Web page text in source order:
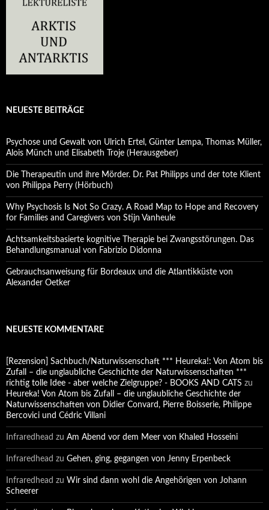
NEUESTE BEITRÄGE
Psychose und Gewalt von Ulrich Ertel, Günter Lempa, Thomas Müller,
Alois Münch und Elisabeth Troje (Herausgeber)
Die Therapeutin und ihre Mörder. Dr. Pat Philipps und der tote Klient
von Philippa Perry (Hörbuch)
Why Psychosis Is Not So Crazy. A Road Map to Hope and Recovery
for Families and Caregivers von Stijn Vanheule
Achtsamkeitsbasierte kognitive Therapie bei Zwangsstörungen. Das
Behandlungsmanual von Fabrizio Didonna
Gebrauchsanweisung für Bordeaux und die Atlantikküste von
Alexander Oetker
NEUESTE KOMMENTARE
[Rezension] Sachbuch/Naturwissenschaft *** Heureka!: Von Atom bis
Zufall – die unglaubliche Geschichte der Naturwissenschaften ***
richtig tolle Idee - aber welche Zielgruppe? - BOOKS AND CATS zu
Heureka! Von Atom bis Zufall – die unglaubliche Geschichte der
Naturwissenschaften von Didier Convard, Pierre Boisserie, Philippe
Bercovici und Cédric Villani
Infraredhead zu Am Abend vor dem Meer von Khaled Hosseini
Infraredhead zu Gehen, ging, gegangen von Jenny Erpenbeck
Infraredhead zu Wir sind dann wohl die Angehörigen von Johann
Scheerer